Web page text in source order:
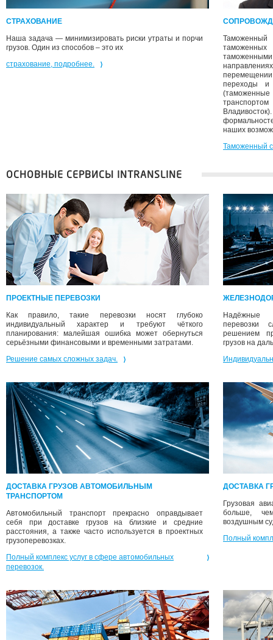
СТРАХОВАНИЕ
Наша задача — минимизировать риски утраты и порчи
грузов. Один из способов – это их
страхование, подробнее.
Таможенный
таможенных
переходы и
(таможенные
наших
Таможенный
ОСНОВНЫЕ СЕРВИСЫ INTRANSLINE
ПРОЕКТНЫЕ ПЕРЕВОЗКИ
Как правило, такие перевозки носят глубоко
индивидуальный характер и требуют чёткого
планирования: малейшая ошибка может обернуться
серьёзными финансовыми и временными затратами.
Решение самых сложных задач.
Надёжные
перевозки
решением
грузов на
ДОСТАВКА ГРУЗОВ АВТОМОБИЛЬНЫМ
ТРАНСПОРТОМ
Автомобильный транспорт прекрасно оправдывает
себя при доставке грузов на близкие и средние
расстояния, а также часто используется в проектных
грузоперевозках.
Полный комплекс услуг в сфере автомобильных
перевозок.
ДОСТАВКА
Грузовая
больше,
воздушным
Полный